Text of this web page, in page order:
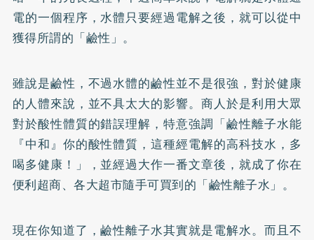
電的一個程序，水體只要經過電解之後，就可以從中
獲得所謂的「鹼性」。
雖說是鹼性，不過水體的鹼性並不是很強，對於健康
的人體來說，並不具太大的影響。商人於是利用大眾
對於酸性體質的錯誤理解，特意強調「鹼性離子水能
『中和』你的酸性體質，這種經電解的高科技水，多
喝多健康！」，並經過大作一番文章後，就成了你在
便利超商、各大超市隨手可買到的「鹼性離子水」。
現在你知道了，鹼性離子水其實就是電解水。而且不